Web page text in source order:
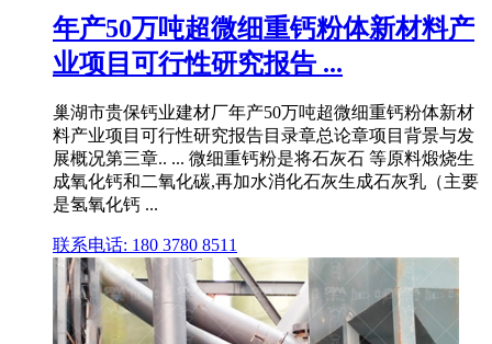
年产50万吨超微细重钙粉体新材料产
业项目可行性研究报告 ...
巢湖市贵保钙业建材厂年产50万吨超微细重钙粉体新材
料产业项目可行性研究报告目录章总论章项目背景与发
展概况第三章.. ... 微细重钙粉是将石灰石 等原料煅烧生
成氧化钙和二氧化碳,再加水消化石灰生成石灰乳（主要
是氢氧化钙 ...
联系电话: 180 3780 8511